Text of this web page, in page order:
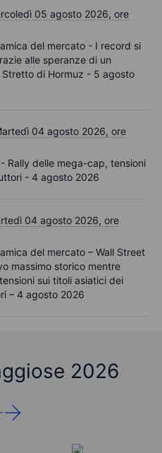
05 agosto 2026, ore
del mercato - I record si
alle speranze di un
di Hormuz - 5 agosto
04 agosto 2026, ore
Rally delle mega-cap, tensioni
- 4 agosto 2026
04 agosto 2026, ore
del mercato – Wall Street
massimo storico mentre
sui titoli asiatici dei
– 4 agosto 2026
2026